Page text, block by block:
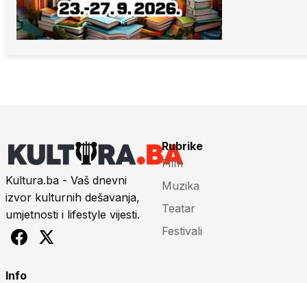
Kultura.ba - Vaš dnevni
izvor kulturnih dešavanja,
umjetnosti i lifestyle vijesti.
Rubrike
Film
Muzika
Teatar
Festivali
Info